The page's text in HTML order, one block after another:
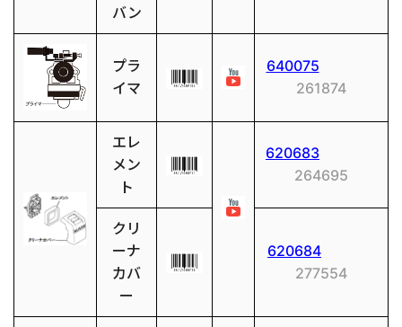
バン
プラ
イマ
640075
261874
エレ
メン
ト
620683
264695
クリ
ーナ
カバ
ー
620684
277554